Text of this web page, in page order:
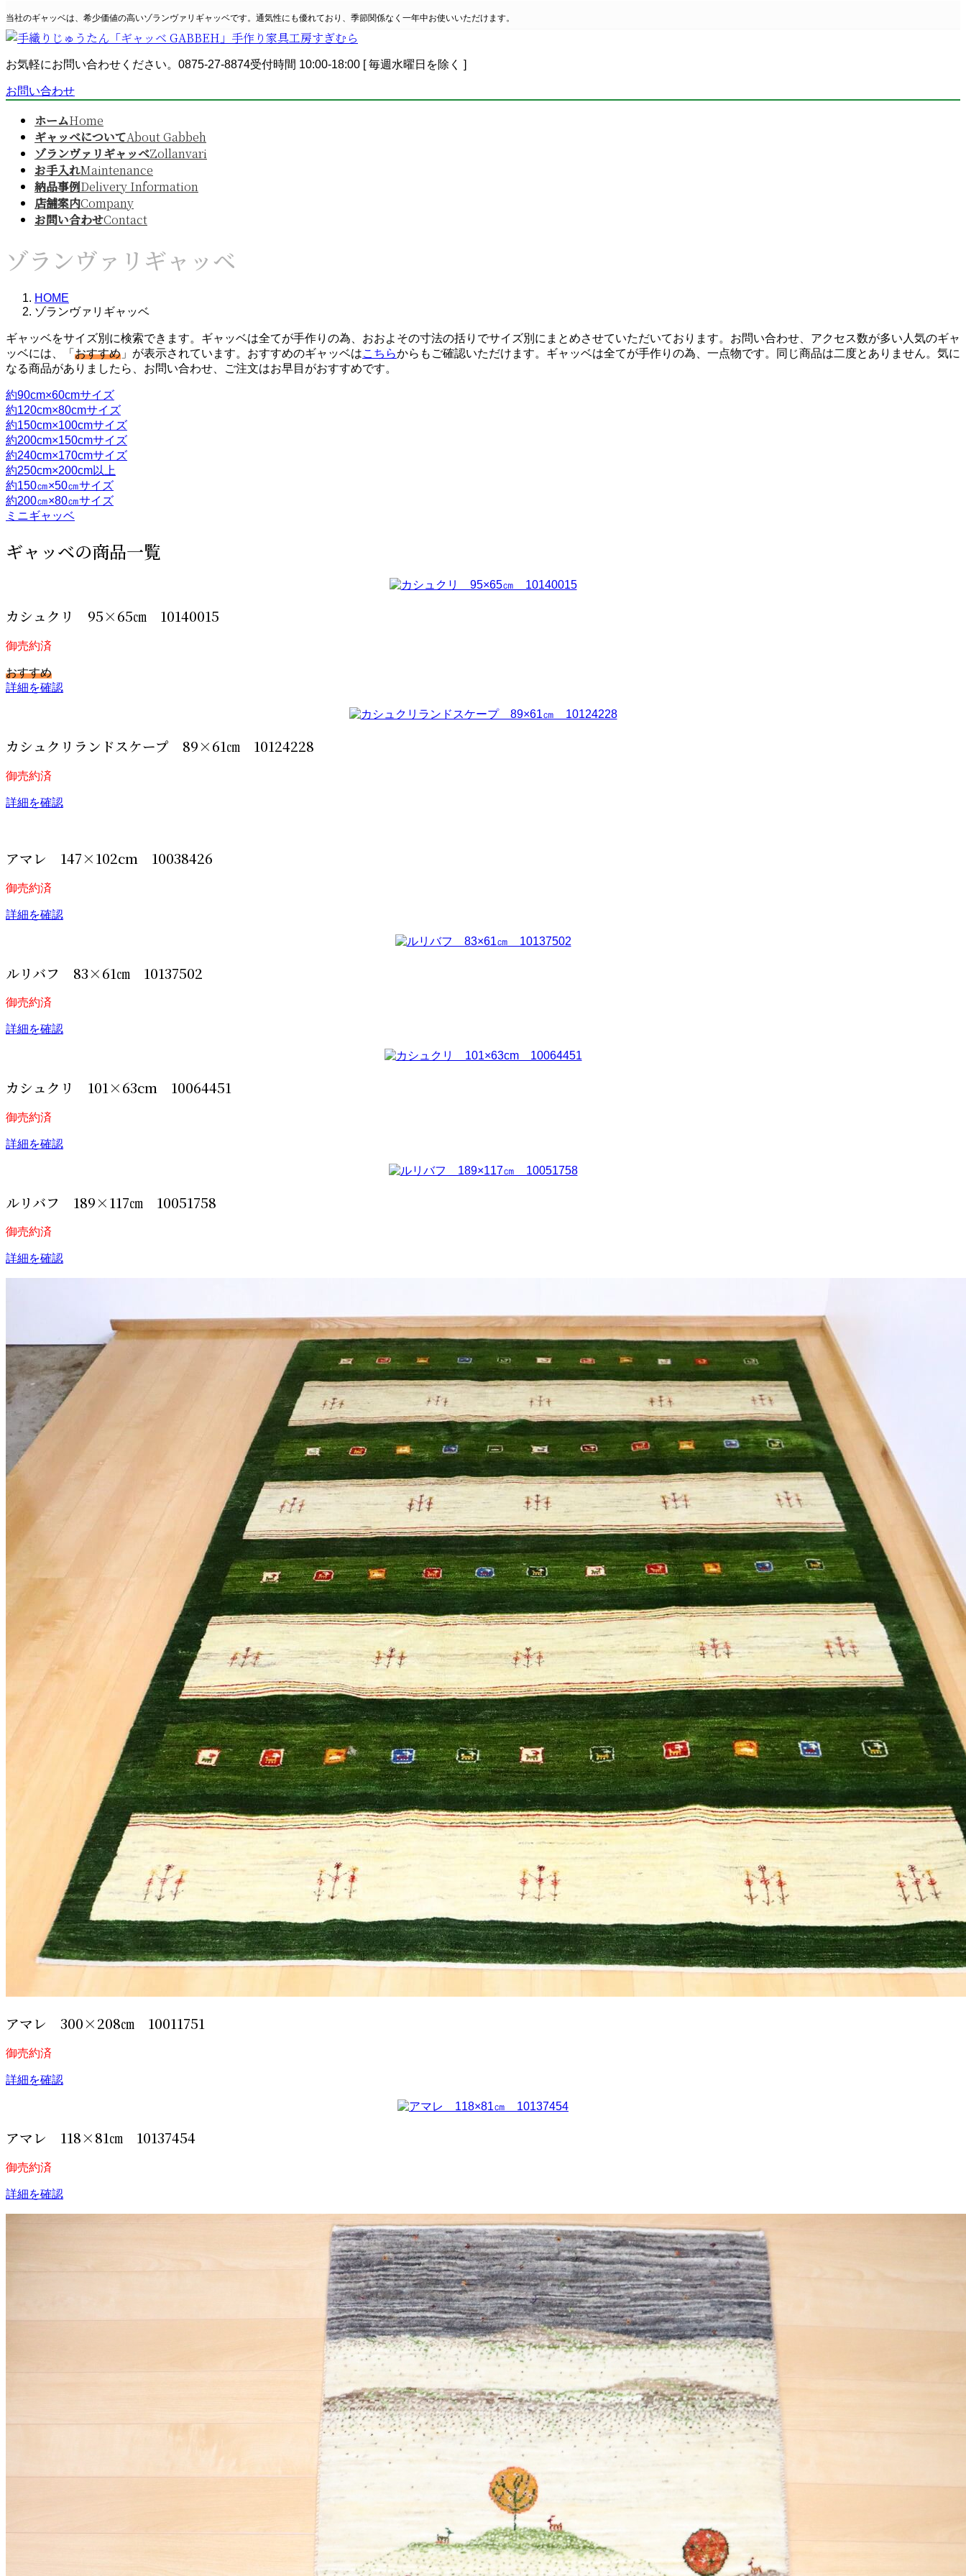
ン
テ
ツ
ス
ビ
ゲ
シ
ン
当社のギャッベは、希少価値の高いゾランヴァリギャッベです。通気性にも優れており、季節関係なく一年中お使いいただけます。
お気軽にお問い合わせください。 0875-27-8874受付時間 10:00-18:00 [ 毎週水曜日を除く ]
お問い合わせ
ホームHome
ギャッベについてAbout Gabbeh
ゾランヴァリギャッベZollanvari
お手入れMaintenance
納品事例Delivery Information
店舗案内Company
お問い合わせContact
ゾランヴァリギャッベ
HOME
ゾランヴァリギャッベ
ギャッベをサイズ別に検索できます。ギャッベは全てが手作りの為、おおよその寸法の括りでサイズ別にまとめさせていただいております。お問い合わせ、アクセス数が多い人気のギャ
ッベには、「 おすすめ 」が表示されています。おすすめのギャッベはこちらからもご確認いただけます。ギャッベは全てが手作りの為、一点物です。同じ商品は二度とありません。気に
なる商品がありましたら、お問い合わせ、ご注文はお早目がおすすめです。
約90cm×60cmサイズ
約120cm×80cmサイズ
約150cm×100cmサイズ
約200cm×150cmサイズ
約240cm×170cmサイズ
約250cm×200cm以上
約150㎝×50㎝サイズ
約200㎝×80㎝サイズ
ミニギャッベ
ギャッベの商品一覧
カシュクリ 95×65㎝ 10140015
御売約済
おすすめ
詳細を確認
カシュクリランドスケープ 89×61㎝ 10124228
御売約済
詳細を確認
アマレ 147×102cm 10038426
御売約済
詳細を確認
ルリバフ 83×61㎝ 10137502
御売約済
詳細を確認
カシュクリ 101×63cm 10064451
御売約済
詳細を確認
ルリバフ 189×117㎝ 10051758
御売約済
詳細を確認
アマレ 300×208㎝ 10011751
御売約済
詳細を確認
アマレ 118×81㎝ 10137454
御売約済
詳細を確認